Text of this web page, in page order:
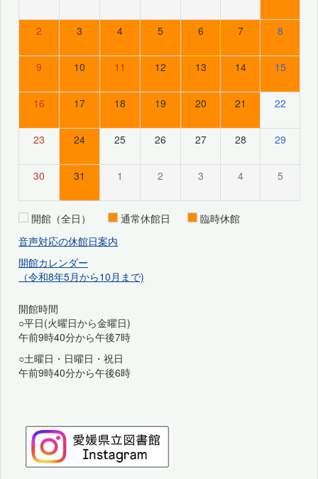
2 3 4 5 6 7 8
9 10 11 12 13 14 15
16 17 18 19 20 21 22
23 24 25 26 27 28 29
30 31 1 2 3 4 5
開館（全日） 通常休館日
臨時休館
音声対応の休館日案内
開館カレンダー
（令和8年5月から10月まで)
開館時間
○平日(火曜日から金曜日)
午前9時40分から午後7時
○土曜日・日曜日・祝日
午前9時40分から午後6時